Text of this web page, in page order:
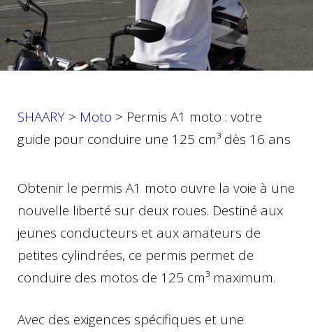
SHAARY > Moto > Permis A1 moto : votre
guide pour conduire une 125 cm³ dès 16 ans
Obtenir le permis A1 moto ouvre la voie à une
nouvelle liberté sur deux roues. Destiné aux
jeunes conducteurs et aux amateurs de
petites cylindrées, ce permis permet de
conduire des motos de 125 cm³ maximum.
Avec des exigences spécifiques et une